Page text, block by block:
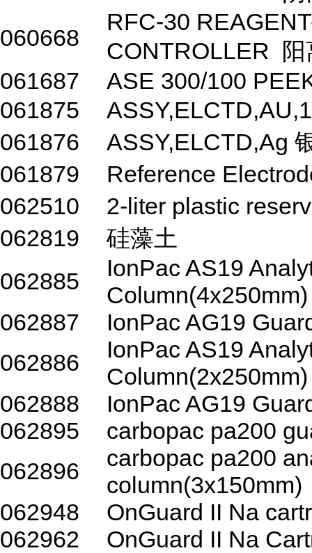
060668
RFC-30
CONTROLLER 阳
061687
ASE 300/100
061875
061876
ASSY,ELCTD,Ag
061879
Reference
062510
2-liter plastic
062819
硅藻土
062885
IonPac AS19
Column(4x250mm)
062887
IonPac AG19
062886
IonPac AS19
Column(2x250mm)
062888
IonPac AG19
062895
carbopac pa200
062896
carbopac pa200
column(3x150mm)
062948
OnGuard II Na
062962
OnGuard II Na